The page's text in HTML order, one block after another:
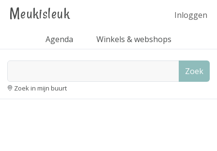
Meukisleuk Inloggen
Agenda Winkels & webshops
Zoek
Zoek in mijn buurt